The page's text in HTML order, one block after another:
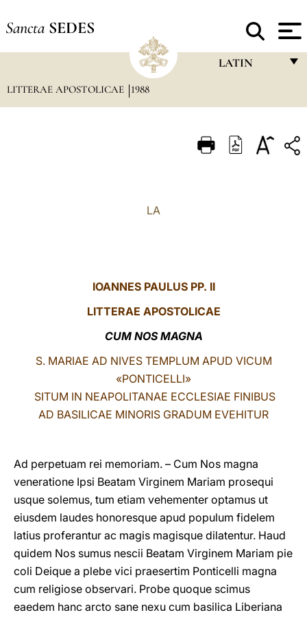
Sancta SEDES
LATIN
ITALIANO
中文
LITTERAE APOSTOLICAE 1988
LA
IOANNES PAULUS PP. II
LITTERAE APOSTOLICAE
CUM NOS MAGNA
S. MARIAE AD NIVES TEMPLUM APUD VICUM
«PONTICELLI»
SITUM IN NEAPOLITANAE ECCLESIAE FINIBUS
AD BASILICAE MINORIS GRADUM EVEHITUR
Ad perpetuam rei memoriam. – Cum Nos magna
veneratione Ipsi Beatam Virginem Mariam prosequi
usque solemus, tum etiam vehementer optamus ut
eiusdem laudes honoresque apud populum fidelem
latius proferantur ac magis magisque dilatentur. Haud
quidem Nos sumus nescii Beatam Virginem Mariam pie
coli Deique a plebe vici praesertim Ponticelli magna
cum religiose observari. Probe quoque scimus
eaedem hanc arcto sane nexu cum basilica Liberiana